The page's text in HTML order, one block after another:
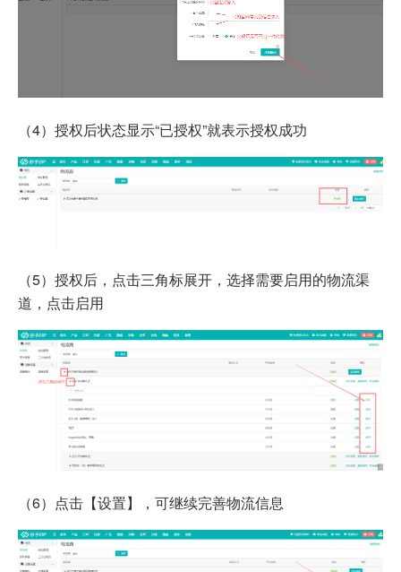
（4）授权后状态显示“已授权”就表示授权成功
（5）授权后，点击三角标展开，选择需要启用的物流渠
道，点击启用
（6） 点击【设置】，可继续完善物流信息